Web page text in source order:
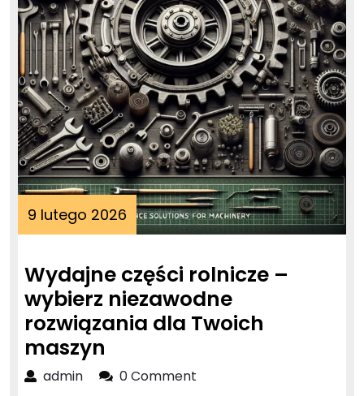
9 lutego 2026
lutego
Wydajne części rolnicze –
wybierz niezawodne
rozwiązania dla Twoich
maszyn
części
adminadmin0 Comment